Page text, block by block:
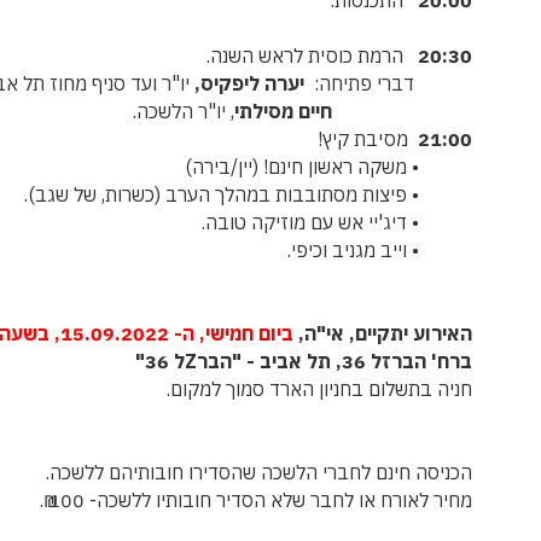
20:30 הרמת כוסית לראש השנה.
דברי פתיחה:יערה ליפקיס, יו"ר ועד סניף מחוז תל
חיים מסילתי, יו"ר הלשכה.
21:00 מסיבת קיץ!
• משקה ראשון חינם! (יין/בירה)
• פיצות מסתובבות במהלך הערב (כשרות, של שגב).
• דיג'יי אש עם מוזיקה טובה.
• וייב מגניב וכיפי.
האירוע יתקיים, אי"ה, ביום חמישי, ה- 15.09.2022, בשעה 20:00,
ברח' הברזל 36, תל אביב - "הברZל 36"
חניה בתשלום בחניון הארד סמוך למקום.
הכניסה חינם לחברי הלשכה שהסדירו חובותיהם ללשכה.
מחיר לאורח או לחבר שלא הסדיר חובותיו ללשכה- 100 ₪.